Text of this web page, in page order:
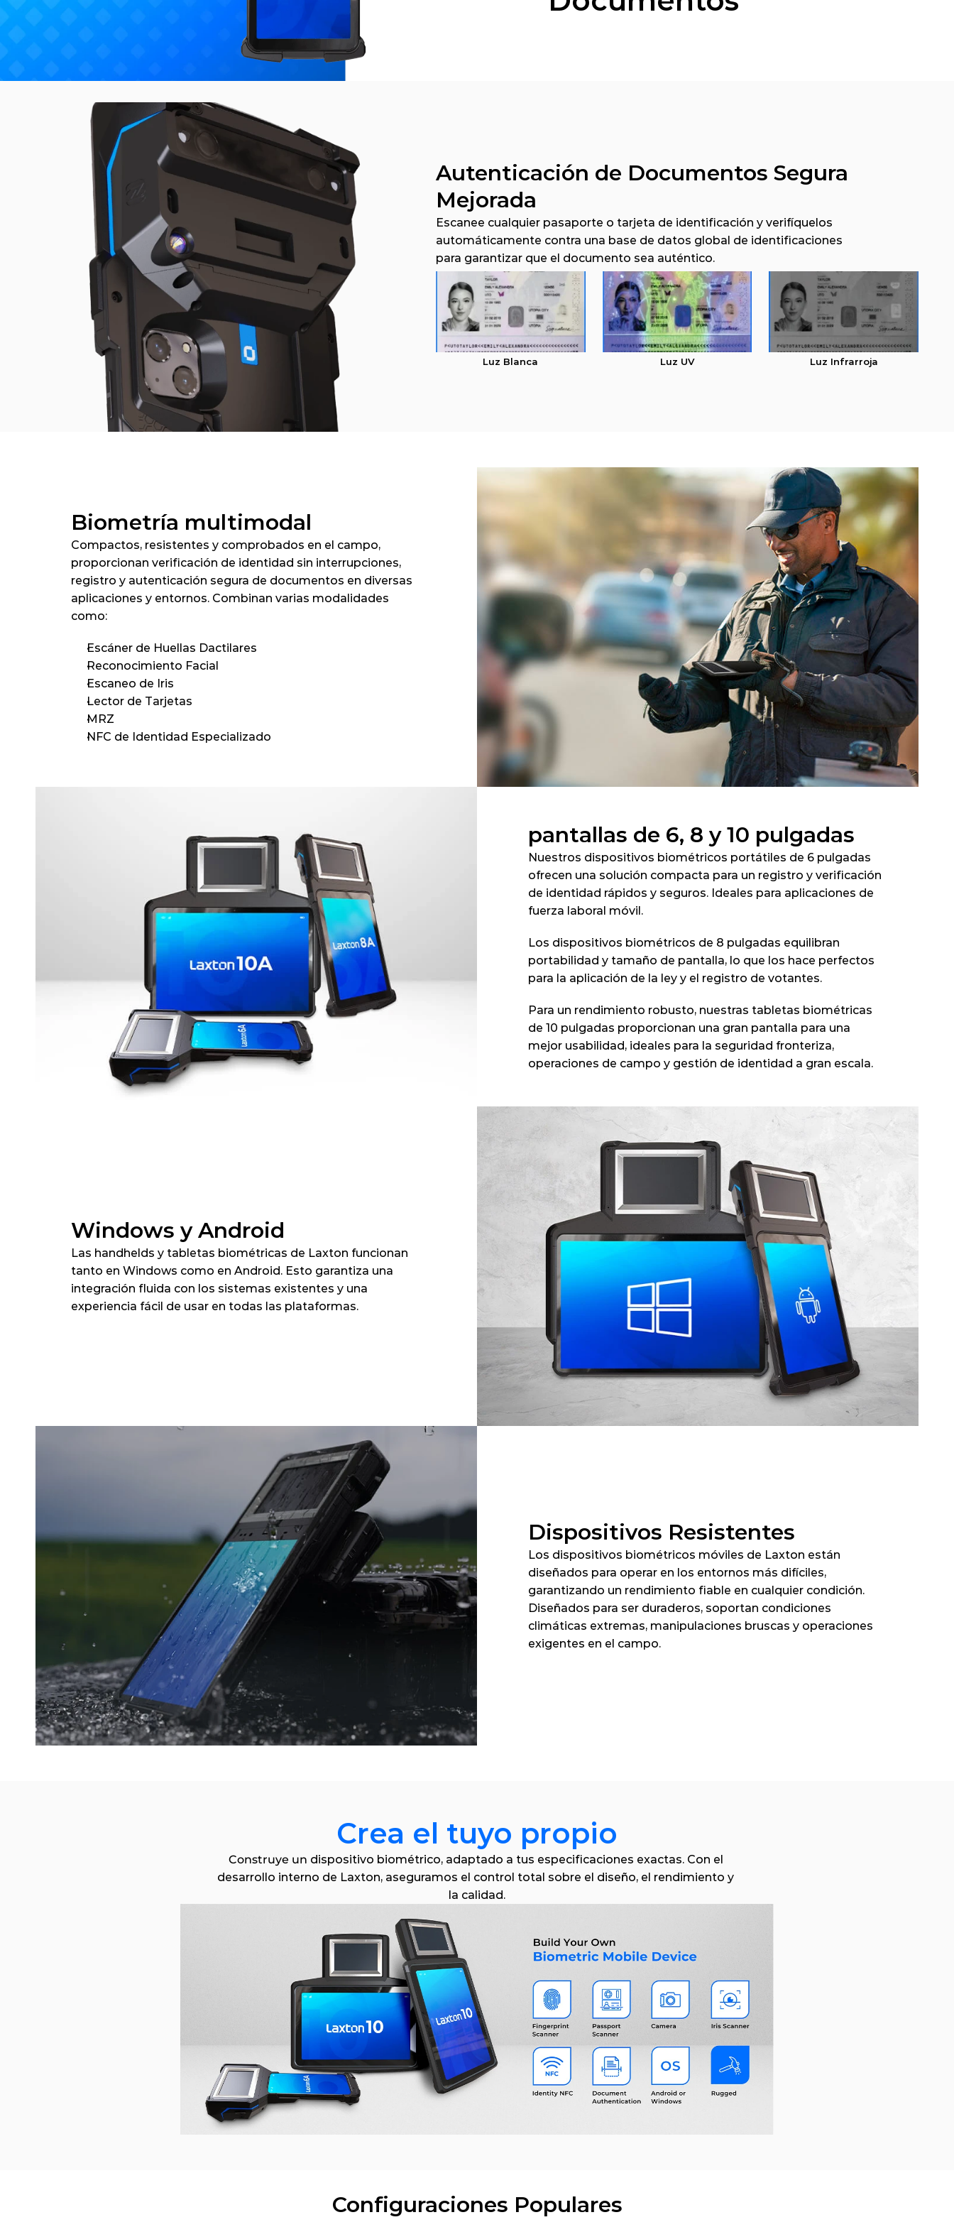
Autenticación de Documentos Segura
Mejorada
Escanee cualquier pasaporte o tarjeta de identificación y verifíquelos
automáticamente contra una base de datos global de identificaciones
para garantizar que el documento sea auténtico.
Luz Blanca Luz UV Luz Infrarroja
Biometría multimodal
Compactos, resistentes y comprobados en el campo,
proporcionan verificación de identidad sin interrupciones,
registro y autenticación segura de documentos en diversas
aplicaciones y entornos. Combinan varias modalidades
como:
Escáner de Huellas Dactilares
Reconocimiento Facial
Escaneo de Iris
Lector de Tarjetas
MRZ
NFC de Identidad Especializado
pantallas de 6, 8 y 10 pulgadas
Nuestros dispositivos biométricos portátiles de 6 pulgadas
ofrecen una solución compacta para un registro y verificación
de identidad rápidos y seguros. Ideales para aplicaciones de
fuerza laboral móvil.
Los dispositivos biométricos de 8 pulgadas equilibran
portabilidad y tamaño de pantalla, lo que los hace perfectos
para la aplicación de la ley y el registro de votantes.
Para un rendimiento robusto, nuestras tabletas biométricas
de 10 pulgadas proporcionan una gran pantalla para una
mejor usabilidad, ideales para la seguridad fronteriza,
operaciones de campo y gestión de identidad a gran escala.
Windows y Android
Las handhelds y tabletas biométricas de Laxton funcionan
tanto en Windows como en Android. Esto garantiza una
integración fluida con los sistemas existentes y una
experiencia fácil de usar en todas las plataformas.
Dispositivos Resistentes
Los dispositivos biométricos móviles de Laxton están
diseñados para operar en los entornos más difíciles,
garantizando un rendimiento fiable en cualquier condición.
Diseñados para ser duraderos, soportan condiciones
climáticas extremas, manipulaciones bruscas y operaciones
exigentes en el campo.
Crea el tuyo propio
Construye un dispositivo biométrico, adaptado a tus especificaciones exactas. Con el
desarrollo interno de Laxton, aseguramos el control total sobre el diseño, el rendimiento y
la calidad.
Configuraciones Populares